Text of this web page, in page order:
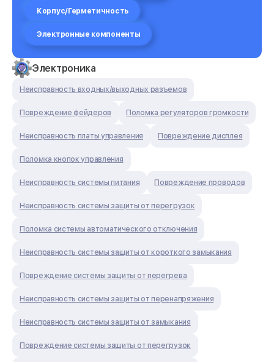
Корпус/Герметичность
Электронные компоненты
Электроника
Неисправность входных/выходных разъемов
Повреждение фейдеров Поломка регуляторов громкости
Неисправность платы управления Повреждение дисплея
Поломка кнопок управления
Неисправность системы питания Повреждение проводов
Неисправность системы защиты от перегрузок
Поломка системы автоматического отключения
Неисправность системы защиты от короткого замыкания
Повреждение системы защиты от перегрева
Неисправность системы защиты от перенапряжения
Неисправность системы защиты от замыкания
Повреждение системы защиты от перегрузок